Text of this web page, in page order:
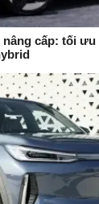
nâng cấp: tối